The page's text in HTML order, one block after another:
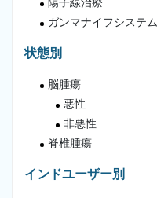
陽子線治療
ガンマナイフシステム
状態別
脳腫瘍
悪性
非悪性
脊椎腫瘍
インドユーザー別